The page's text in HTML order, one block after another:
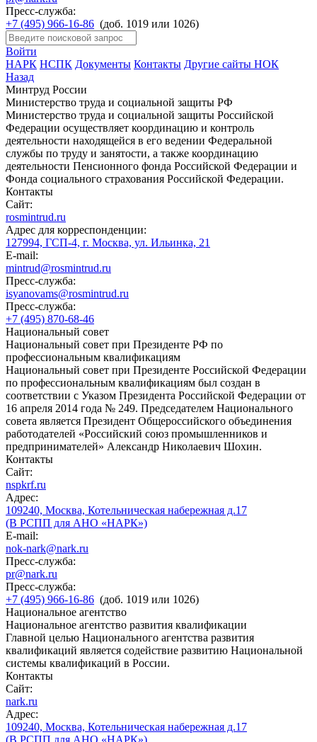
Пресс-служба:
+7 (495) 966-16-86 (доб. 1019 или 1026)
Войти
НАРК НСПК Документы Контакты Другие сайты НОК
Назад
Минтруд России
Министерство труда и социальной защиты РФ
Министерство труда и социальной защиты Российской
Федерации осуществляет координацию и контроль
деятельности находящейся в его ведении Федеральной
службы по труду и занятости, а также координацию
деятельности Пенсионного фонда Российской Федерации и
Фонда социального страхования Российской Федерации.
Контакты
Сайт:
rosmintrud.ru
Адрес для корреспонденции:
127994, ГСП-4, г. Москва, ул. Ильинка, 21
E-mail:
mintrud@rosmintrud.ru
Пресс-служба:
isyanovams@rosmintrud.ru
Пресс-служба:
+7 (495) 870-68-46
Национальный совет
Национальный совет при Президенте РФ по
профессиональным квалификациям
Национальный совет при Президенте Российской Федерации
по профессиональным квалификациям был создан в
соответствии с Указом Президента Российской Федерации от
16 апреля 2014 года № 249. Председателем Национального
совета является Президент Общероссийского объединения
работодателей «Российский союз промышленников и
предпринимателей» Александр Николаевич Шохин.
Контакты
Сайт:
nspkrf.ru
Адрес:
109240, Москва, Котельническая набережная д.17
(В РСПП для АНО «НАРК»)
E-mail:
nok-nark@nark.ru
Пресс-служба:
pr@nark.ru
Пресс-служба:
+7 (495) 966-16-86 (доб. 1019 или 1026)
Национальное агентство
Национальное агентство развития квалификации
Главной целью Национального агентства развития
квалификаций является содействие развитию Национальной
системы квалификаций в России.
Контакты
Сайт:
nark.ru
Адрес:
109240, Москва, Котельническая набережная д.17
(В РСПП для АНО «НАРК»)